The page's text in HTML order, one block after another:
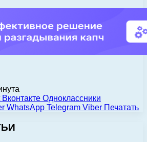
Вконтакте Одноклассники
WhatsApp Telegram Viber Печатать